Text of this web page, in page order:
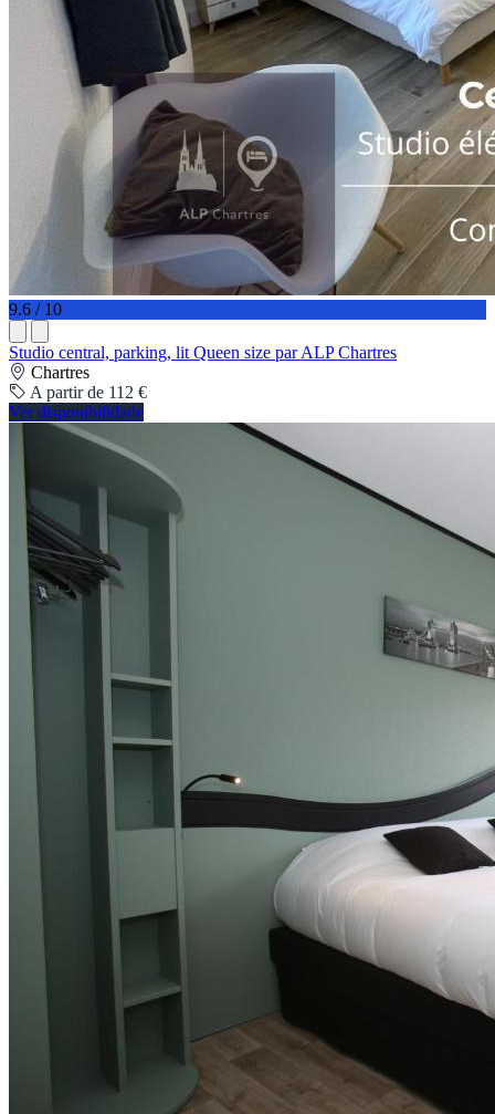
9.6 / 10
Studio central, parking, lit Queen size par ALP Chartres
Chartres
A partir de 112 €
Ver disponibilidade